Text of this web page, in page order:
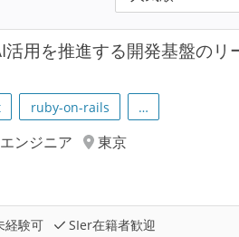
用を推進する開発基盤のリ
ruby-on-rails …
ンジニア
東京
経験可
SIer在籍者歓迎